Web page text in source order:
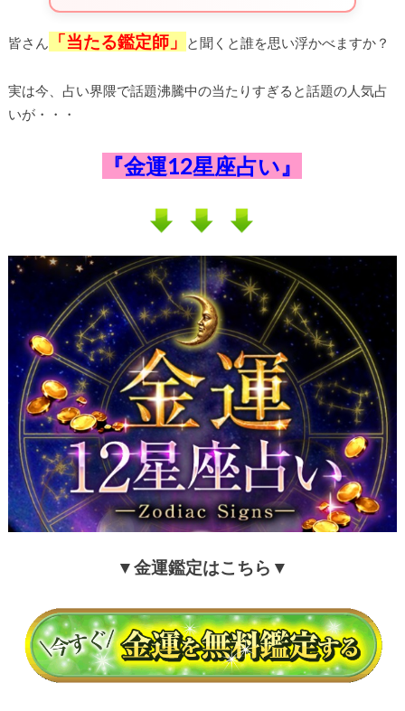
皆さん 「当たる鑑定師」 と聞くと誰を思い浮かべますか？
実は今、占い界隈で話題沸騰中の当たりすぎると話題の人気占
いが・・・
『金運12星座占い』
▼金運鑑定はこちら▼